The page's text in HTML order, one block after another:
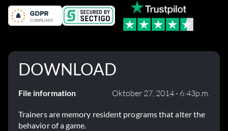
DOWNLOAD
File information Oktober 27, 2014 - 6:43p.m.
Trainers are memory resident programs that alter the
behavior of a game.